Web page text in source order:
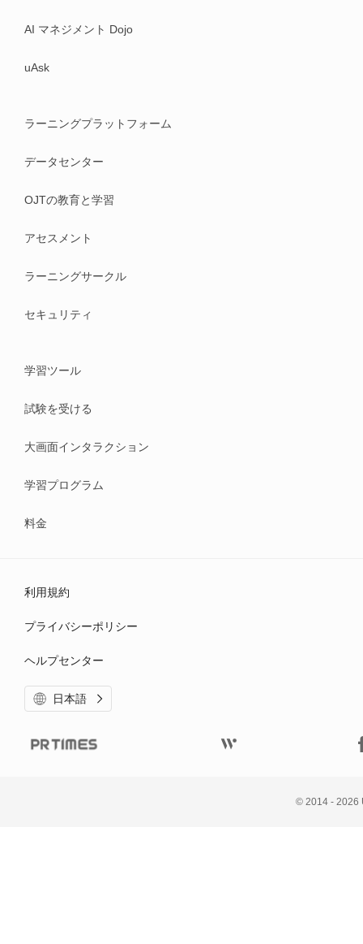
AI マネジメント Dojo
uAsk
ラーニングプラットフォーム
データセンター
OJTの教育と学習
アセスメント
ラーニングサークル
セキュリティ
学習ツール
試験を受ける
大画面インタラクション
学習プログラム
料金
利用規約
プライバシーポリシー
ヘルプセンター
日本語
© 2014 - 2026